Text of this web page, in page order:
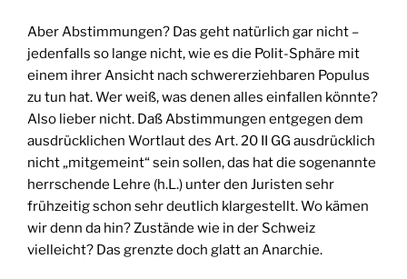
Aber Abstimmungen? Das geht natürlich gar nicht –
jedenfalls so lange nicht, wie es die Polit-Sphäre mit
einem ihrer Ansicht nach schwererziehbaren Populus
zu tun hat. Wer weiß, was denen alles einfallen könnte?
Also lieber nicht. Daß Abstimmungen entgegen dem
ausdrücklichen Wortlaut des Art. 20 II GG ausdrücklich
nicht „mitgemeint“ sein sollen, das hat die sogenannte
herrschende Lehre (h.L.) unter den Juristen sehr
frühzeitig schon sehr deutlich klargestellt. Wo kämen
wir denn da hin? Zustände wie in der Schweiz
vielleicht? Das grenzte doch glatt an Anarchie.